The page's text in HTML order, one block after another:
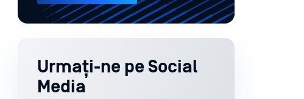
Urmați-ne pe Social
Media